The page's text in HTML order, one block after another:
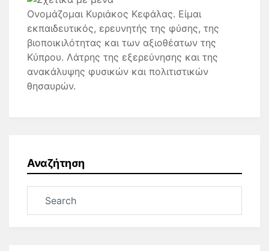
Ονομάζομαι Κυριάκος Κεφάλας. Είμαι
εκπαιδευτικός, ερευνητής της φύσης, της
βιοποικιλότητας και των αξιοθέατων της
Κύπρου. Λάτρης της εξερεύνησης και της
ανακάλυψης φυσικών και πολιτιστικών
θησαυρών.
Αναζήτηση